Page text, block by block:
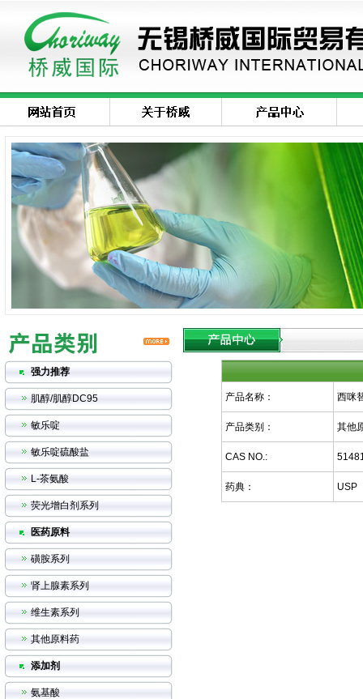
强力推荐
肌醇/肌醇DC95
敏乐啶
敏乐啶硫酸盐
L-茶氨酸
荧光增白剂系列
医药原料
磺胺系列
肾上腺素系列
维生素系列
其他原料药
添加剂
氨基酸
产品名称： 西咪
产品类别： 其他
CAS NO.:
药典： USP